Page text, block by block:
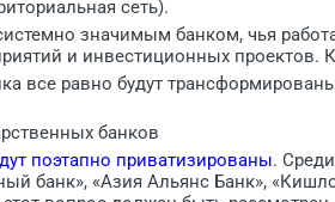
сеть).
значимым банком, чья
и инвестиционных проектов.
все равно будут
банков
поэтапно приватизированы.
банк», «Азия Альянс Банк»,